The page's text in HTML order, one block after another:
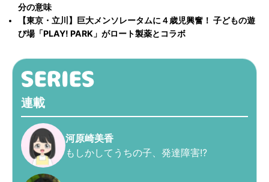
分の意味
【東京・立川】巨大メンソレータムに４歳児興奮！ 子どもの遊
び場「PLAY! PARK」がロート製薬とコラボ
連載
河原崎美香
もしかしてうちの子、発達障害!?